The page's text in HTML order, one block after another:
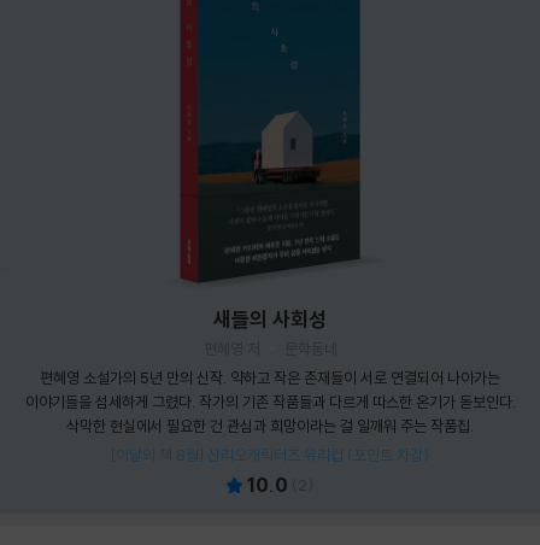
새들의 사회성
편혜영 소설가의 5년 만의 신작. 약하고 작은 존재들이 서로 연결되어 나아가는
이야기들을 섬세하게 그렸다. 작가의 기존 작품들과 다르게 따스한 온기가 돋보인다.
삭막한 현실에서 필요한 건 관심과 희망이라는 걸 일깨워 주는 작품집.
[이달의 책 8월] 산리오캐릭터즈 유리컵 (포인트 차감)
10.0